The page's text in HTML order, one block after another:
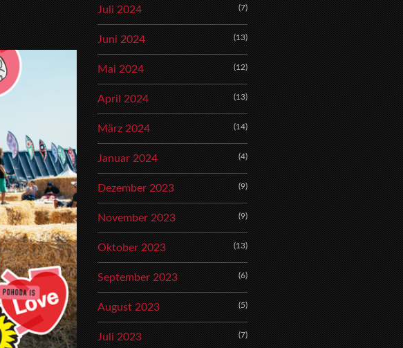
Juli 2024 (7)
Juni 2024 (13)
Mai 2024 (12)
April 2024 (13)
März 2024 (14)
Januar 2024 (4)
Dezember 2023 (9)
November 2023 (9)
Oktober 2023 (13)
September 2023 (6)
August 2023 (5)
Juli 2023 (7)